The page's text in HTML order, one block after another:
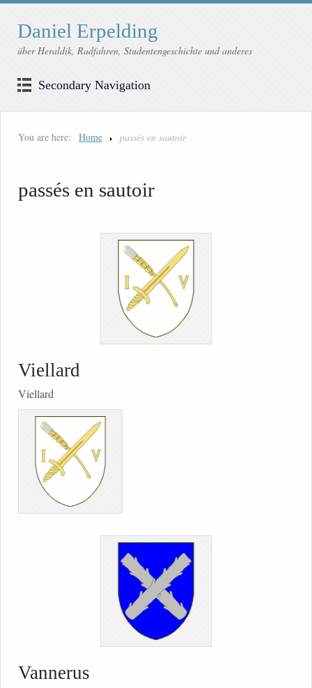
Daniel Erpelding
über Heraldik, Radfahren, Studentengeschichte und anderes
Secondary Navigation
You are here: Home passés en sautoir
passés en sautoir
Viellard
Viellard
Vannerus